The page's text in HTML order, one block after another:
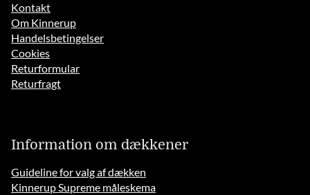
Kontakt
Om Kinnerup
Handelsbetingelser
Cookies
Returformular
Returfragt
Information om dækkener
Guideline for valg af dækken
Kinnerup Supreme måleskema